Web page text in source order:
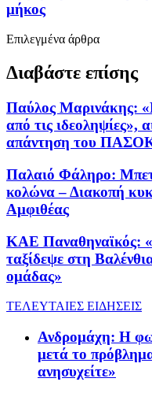
μήκος
Επιλεγμένα άρθρα
Διαβάστε επίσης
Παύλος Μαρινάκης:
από τις ιδεοληψίες»,
απάντηση του
Παλαιό Φάληρο:
κολώνα – Διακοπή
Αμφιθέας
ΚΑΕ Παναθηναϊκός:
ταξίδεψε στη
ομάδας»
ΤΕΛΕΥΤΑΙΕΣ ΕΙΔΗΣΕΙΣ
Ανδρομάχη: Η
μετά το
ανησυχείτε»